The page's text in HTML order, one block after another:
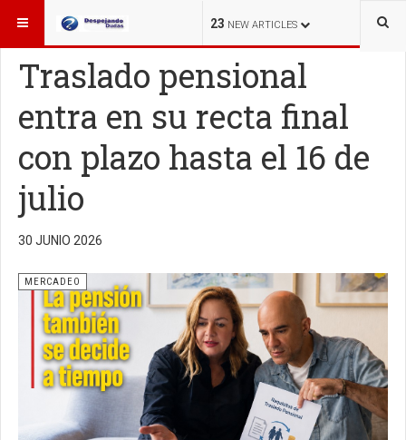
23 NEW ARTICLES
ESTÁ AQUÍ: MERCADEO
Traslado pensional
entra en su recta final
con plazo hasta el 16 de
julio
30 JUNIO 2026
MERCADEO